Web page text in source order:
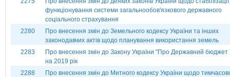
функціонування системи загальнообов'язкового державного
соціального страхування
2280
Про внесення змін до Земельного кодексу України та інших
законодавчих актів щодо планування використання земель
2283
Про внесення змін до Закону України "Про Державний бюджет
на 2019 рік
2288
Про внесення змін до Митного кодексу України щодо